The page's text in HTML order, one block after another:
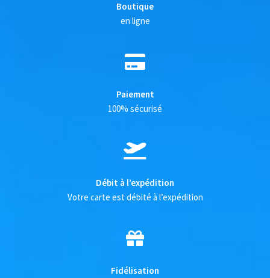
Boutique
en ligne
Paiement
100% sécurisé
Débit à l’expédition
Votre carte est débité à l’expédition
Fidélisation